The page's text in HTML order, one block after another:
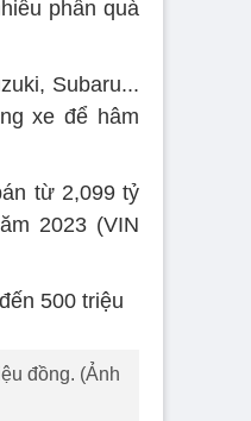
phần quà
Subaru...
xe để hâm
từ 2,099 tỷ
2023 (VIN
đồng. (Ảnh